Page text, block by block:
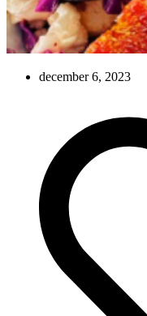
december 6, 2023